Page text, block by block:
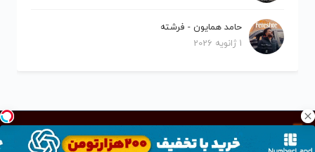
حامد همایون - فرشته
1 ژانویه 2026
کلیه حقوق برای نیلو موزیک محفوظ است.